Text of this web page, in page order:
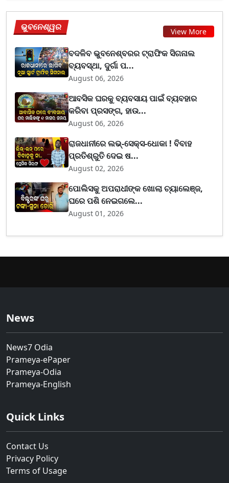
ଭୁବନେଶ୍ୱର View More
ବଦଳିବ ଭୁବନେଶ୍ବରର ଟ୍ରାଫିକ ସିଗନାଲ
ବ୍ୟବସ୍ଥା, ଦୁର୍ଗା ପ...
August 06, 2026
ଆବସିକ ଘରକୁ ବ୍ୟବସାୟ ପାଇଁ ବ୍ୟବହାର
କରିବା ପ୍ରସଙ୍ଗ, ହାଉ...
August 06, 2026
ରାଜଧାନୀରେ ଲଭ୍-ସେକ୍ସ-ଧୋକା ! ବିବାହ
ପ୍ରତିଶ୍ରୁତି ଦେଇ ଷ...
August 02, 2026
ପୋଲିସକୁ ଅପରାଧୀଙ୍କ ଖୋଲା ଚ୍ୟାଲେଞ୍ଜ,
ଘରେ ପଶି ନେଇଗଲେ...
August 01, 2026
News
News7 Odia
Prameya-ePaper
Prameya-Odia
Prameya-English
Quick Links
Contact Us
Privacy Policy
Terms of Usage